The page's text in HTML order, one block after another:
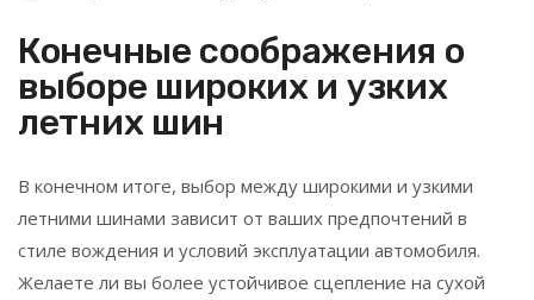
Конечные соображения о
выборе широких и узких
летних шин
В конечном итоге, выбор между широкими и узкими
летними шинами зависит от ваших предпочтений в
стиле вождения и условий эксплуатации автомобиля.
Желаете ли вы более устойчивое сцепление на сухой